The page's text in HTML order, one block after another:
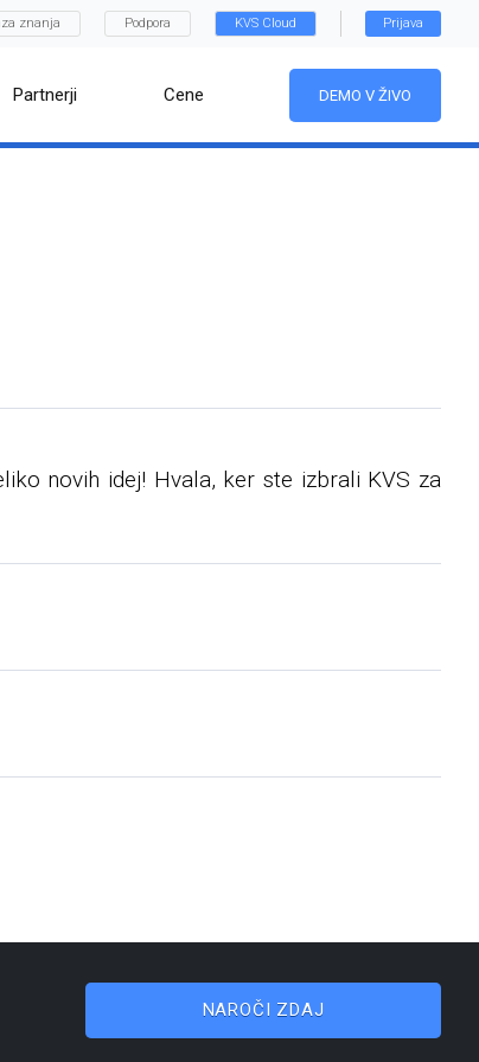
znanja Podpora KVS Cloud Prijava
Partnerji Cene DEMO V ŽIVO
novih idej! Hvala, ker ste izbrali KVS za
NAROČI ZDAJ